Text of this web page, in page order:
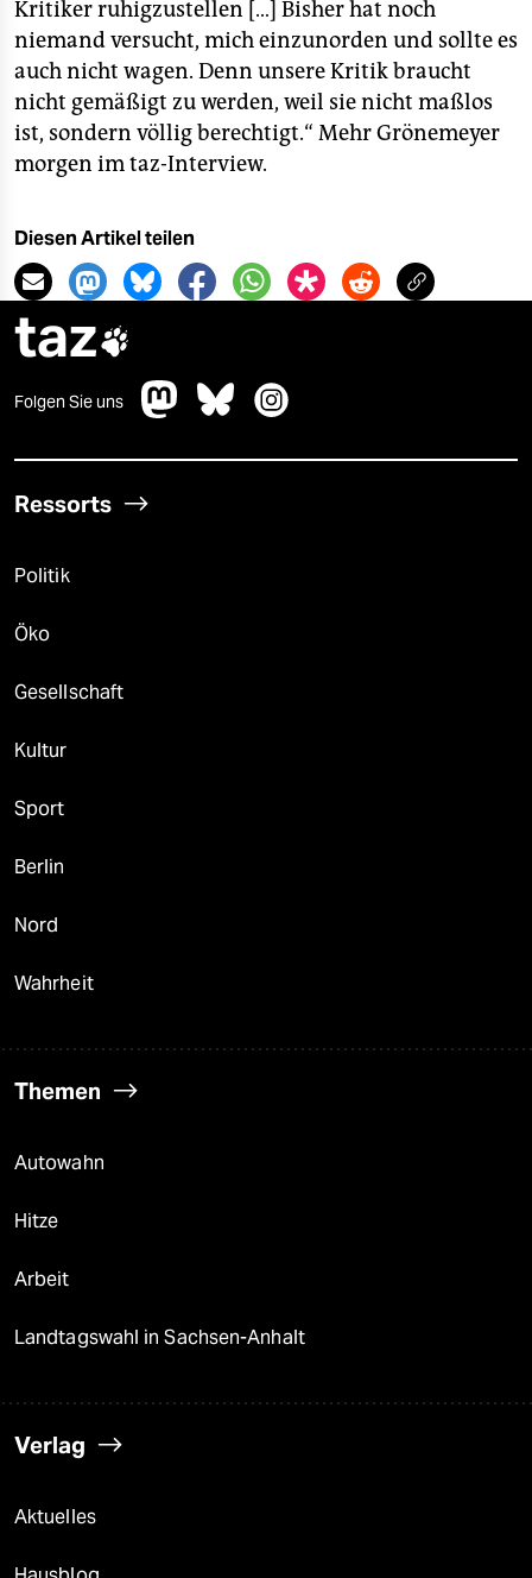
Kritiker ruhigzustellen […] Bisher hat noch
niemand versucht, mich einzunorden und sollte es
auch nicht wagen. Denn unsere Kritik braucht
nicht gemäßigt zu werden, weil sie nicht maßlos
ist, sondern völlig berechtigt.“ Mehr Grönemeyer
morgen im taz-Interview.
Diesen Artikel teilen
taz
Folgen Sie uns
Ressorts
Politik
Öko
Gesellschaft
Kultur
Sport
Berlin
Nord
Wahrheit
Themen
Autowahn
Hitze
Arbeit
Landtagswahl in Sachsen-Anhalt
Verlag
Aktuelles